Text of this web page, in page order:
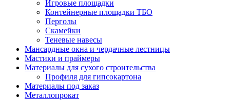
Игровые площадки
Контейнерные площадки ТБО
Перголы
Скамейки
Теневые навесы
Мансардные окна и чердачные лестницы
Мастики и праймеры
Материалы для сухого строительства
Профиля для гипсокартона
Материалы под заказ
Металлопрокат